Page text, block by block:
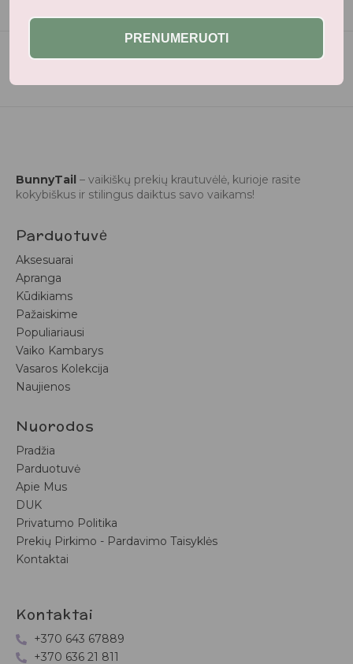
BunnyTail – vaikiškų prekių krautuvėlė, kurioje rasite
kokybiškus ir stilingus daiktus savo vaikams!
Parduotuvė
Aksesuarai
Apranga
Kūdikiams
Pažaiskime
Populiariausi
Vaiko Kambarys
Vasaros Kolekcija
Naujienos
Nuorodos
Pradžia
Parduotuvė
Apie Mus
DUK
Privatumo Politika
Prekių Pirkimo - Pardavimo Taisyklės
Kontaktai
Kontaktai
+370 643 67889
+370 636 21 811
PRENUMERUOTI